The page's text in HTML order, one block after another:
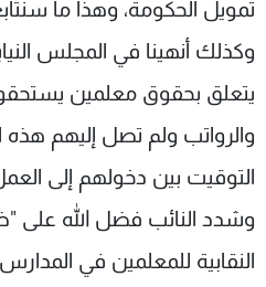
تمويل الحكومة، وهذا ما
وكذلك أنهينا في المجلس
يتعلق بحقوق معلمين
والرواتب ولم تصل إليهم هذه
التوقيت بين دخولهم إلى
وشدد النائب فضل الله على
النقابية للمعلمين في